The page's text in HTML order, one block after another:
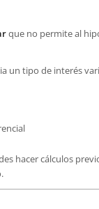
que no permite al
un tipo de interés
hacer cálculos